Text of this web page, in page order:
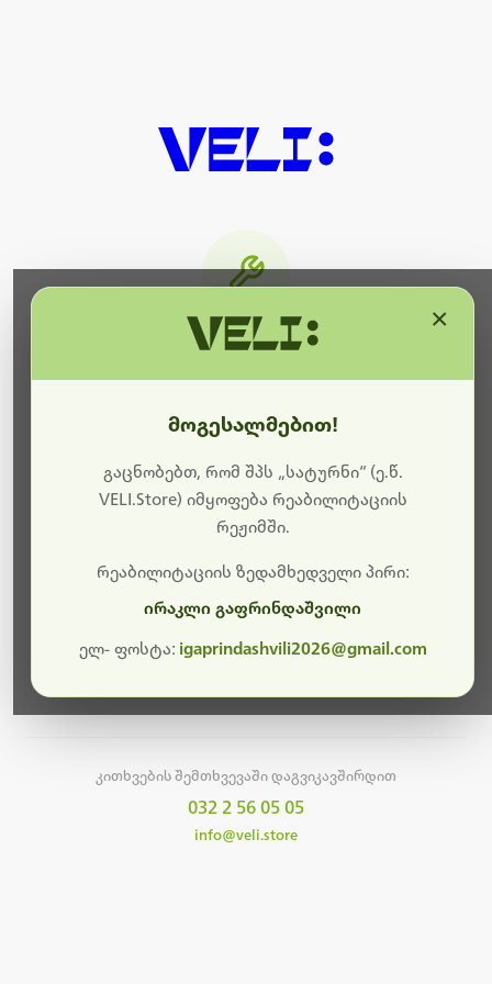
ბოდიშს გიხდით შეფერხებისთვის. ამჟამად
მიმდინარეობს საიტის განახლება და ტექნიკური
სამუშაოები.
მალე ისევ ხელმისაწვდომი იქნება. გმადლობთ
კითხვების შემთხვევაში დაგვიკავშირდით
032 2 56 05 05
info@veli.store
მოგესალმებით!
გაცნობებთ, რომ შპს „სატურნი“ (ე.წ.
VELI.Store) იმყოფება რეაბილიტაციის
რეჟიმში.
რეაბილიტაციის ზედამხედველი პირი:
ირაკლი გაფრინდაშვილი
ელ- ფოსტა: igaprindashvili2026@gmail.com
×